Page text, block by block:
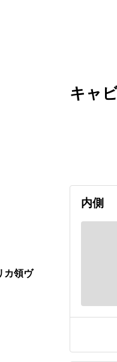
カ領ヴ
キャ
内側